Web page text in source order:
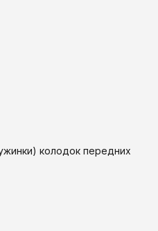
колодок передних